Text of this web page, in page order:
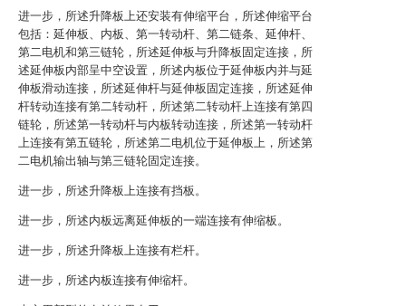
进一步，所述升降板上还安装有伸缩平台，所述伸缩平台
包括：延伸板、内板、第一转动杆、第二链条、延伸杆、
第二电机和第三链轮，所述延伸板与升降板固定连接，所
述延伸板内部呈中空设置，所述内板位于延伸板内并与延
伸板滑动连接，所述延伸杆与延伸板固定连接，所述延伸
杆转动连接有第二转动杆，所述第二转动杆上连接有第四
链轮，所述第一转动杆与内板转动连接，所述第一转动杆
上连接有第五链轮，所述第二电机位于延伸板上，所述第
二电机输出轴与第三链轮固定连接。
进一步，所述升降板上连接有挡板。
进一步，所述内板远离延伸板的一端连接有伸缩板。
进一步，所述升降板上连接有栏杆。
进一步，所述内板连接有伸缩杆。